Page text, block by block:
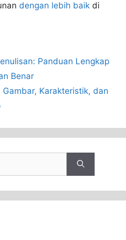
dengan lebih baik di
Panduan Lengkap
Benar
Karakteristik, dan